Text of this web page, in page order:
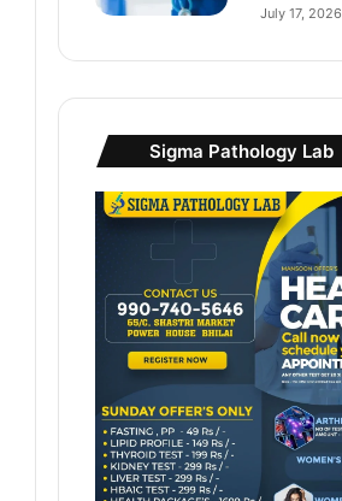
July 17, 2026
Sigma Pathology Lab